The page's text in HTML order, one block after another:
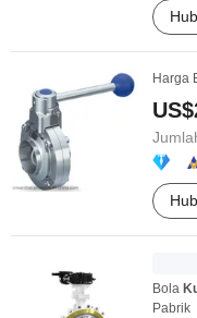
Harga
Bola
Pabrik